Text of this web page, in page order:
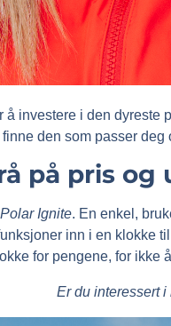
å investere i den
den som passer
på pris
Polar Ignite. En enkel,
inn i en klokke
for pengene, for
Er du interessert